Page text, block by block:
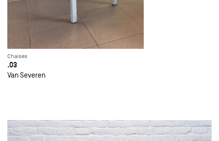
Chaises
.03
Van Severen